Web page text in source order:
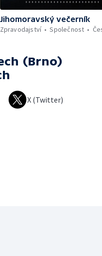
Jihomoravský večerník
Zpravodajství
Společnost
(Brno)
X (Twitter)